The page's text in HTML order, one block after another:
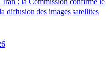
Iran : la Commission confirme le
diffusion des images satellites